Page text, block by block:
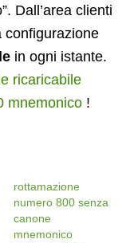
Dall’area clienti
configurazione
in ogni istante.
ricaricabile
mnemonico !
rottamazione
numero 800 senza
canone
mnemonico